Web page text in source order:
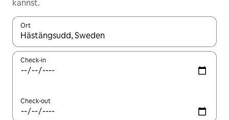
kannst.
Ort
Wenn Ergebnisse verfügbar sind, navigiere mit den
Check-in
Check-out